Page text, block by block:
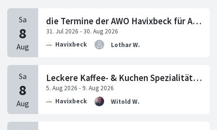
die Termine der AWO Havixbeck für August 2026
Havixbeck Lothar W.
Leckere Kaffee- & Kuchen Spezialitäten im café arte im Sandsteinmuseum
Havixbeck Witold W.